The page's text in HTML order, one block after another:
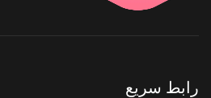
رابط سريع